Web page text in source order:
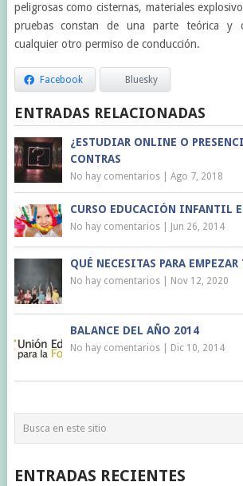
peligrosas como cisternas, materiales
pruebas constan de una parte teórica y
cualquier otro permiso de conducción.
Facebook Bluesky
ENTRADAS RELACIONADAS
¿ESTUDIAR ONLINE O
CONTRAS
No hay comentarios| Ago 7, 2018
CURSO EDUCACIÓN INFANTIL
No hay comentarios| Jun 26, 2014
QUÉ NECESITAS PARA
No hay comentarios| Nov 12, 2020
BALANCE DEL AÑO 2014
No hay comentarios| Dic 10, 2014
ENTRADAS RECIENTES